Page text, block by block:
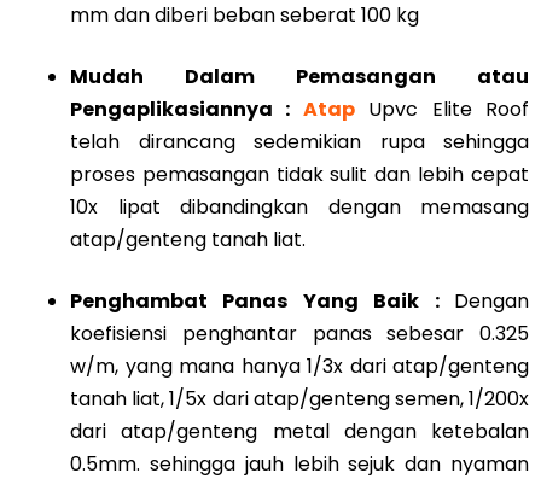
mm dan diberi beban seberat 100 kg
Mudah Dalam Pemasangan atau
Pengaplikasiannya : AtapUpvc Elite Roof
telah dirancang sedemikian rupa sehingga
proses pemasangan tidak sulit dan lebih cepat
10x lipat dibandingkan dengan memasang
atap/genteng tanah liat.
Penghambat Panas Yang Baik : Dengan
koefisiensi penghantar panas sebesar 0.325
w/m, yang mana hanya 1/3x dari atap/genteng
tanah liat, 1/5x dari atap/genteng semen, 1/200x
dari atap/genteng metal dengan ketebalan
0.5mm. sehingga jauh lebih sejuk dan nyaman